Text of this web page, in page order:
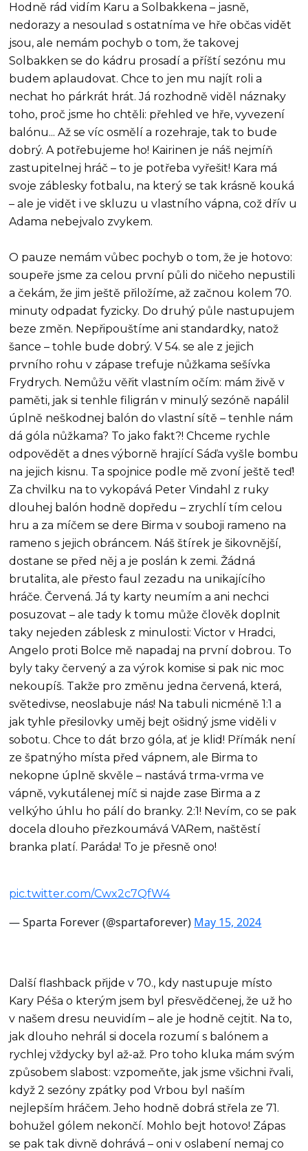
Hodně rád vidím Karu a Solbakkena – jasně,
nedorazy a nesoulad s ostatníma ve hře občas vidět
jsou, ale nemám pochyb o tom, že takovej
Solbakken se do kádru prosadí a příští sezónu mu
budem aplaudovat. Chce to jen mu najít roli a
nechat ho párkrát hrát. Já rozhodně viděl náznaky
toho, proč jsme ho chtěli: přehled ve hře, vyvezení
balónu... Až se víc osmělí a rozehraje, tak to bude
dobrý. A potřebujeme ho! Kairinen je náš nejmíň
zastupitelnej hráč – to je potřeba vyřešit! Kara má
svoje záblesky fotbalu, na který se tak krásně kouká
– ale je vidět i ve skluzu u vlastního vápna, což dřív u
Adama nebejvalo zvykem.
O pauze nemám vůbec pochyb o tom, že je hotovo:
soupeře jsme za celou první půli do ničeho nepustili
a čekám, že jim ještě přiložíme, až začnou kolem 70.
minuty odpadat fyzicky. Do druhý půle nastupujem
beze změn. Nepřipouštíme ani standardky, natož
šance – tohle bude dobrý. V 54. se ale z jejich
prvního rohu v zápase trefuje nůžkama sešívka
Frydrych. Nemůžu věřit vlastním očím: mám živě v
paměti, jak si tenhle filigrán v minulý sezóně napálil
úplně neškodnej balón do vlastní sítě – tenhle nám
dá góla nůžkama? To jako fakt?! Chceme rychle
odpovědět a dnes výborně hrající Sáďa vyšle bombu
na jejich kisnu. Ta spojnice podle mě zvoní ještě teď!
Za chvilku na to vykopává Peter Vindahl z ruky
dlouhej balón hodně dopředu – zrychlí tím celou
hru a za míčem se dere Birma v souboji rameno na
rameno s jejich obráncem. Náš štírek je šikovnější,
dostane se před něj a je poslán k zemi. Žádná
brutalita, ale přesto faul zezadu na unikajícího
hráče. Červená. Já ty karty neumím a ani nechci
posuzovat – ale tady k tomu může člověk doplnit
taky nejeden záblesk z minulosti: Victor v Hradci,
Angelo proti Bolce mě napadaj na první dobrou. To
byly taky červený a za výrok komise si pak nic moc
nekoupíš. Takže pro změnu jedna červená, která,
světedivse, neoslabuje nás! Na tabuli nicméně 1:1 a
jak tyhle přesilovky uměj bejt ošidný jsme viděli v
sobotu. Chce to dát brzo góla, ať je klid! Přímák není
ze špatnýho místa před vápnem, ale Birma to
nekopne úplně skvěle – nastává trma-vrma ve
vápně, vykutálenej míč si najde zase Birma a z
velkýho úhlu ho pálí do branky. 2:1! Nevím, co se pak
docela dlouho přezkoumává VARem, naštěstí
branka platí. Paráda! To je přesně ono!
pic.twitter.com/Cwx2c7QfW4
— Sparta Forever (@spartaforever) May 15, 2024
Další flashback přijde v 70., kdy nastupuje místo
Kary Péša o kterým jsem byl přesvědčenej, že už ho
v našem dresu neuvidím – ale je hodně cejtit. Na to,
jak dlouho nehrál si docela rozumí s balónem a
rychlej vždycky byl až-až. Pro toho kluka mám svým
způsobem slabost: vzpomeňte, jak jsme všichni řvali,
když 2 sezóny zpátky pod Vrbou byl naším
nejlepším hráčem. Jeho hodně dobrá střela ze 71.
bohužel gólem nekončí. Mohlo bejt hotovo! Zápas
se pak tak divně dohrává – oni v oslabení nemaj co